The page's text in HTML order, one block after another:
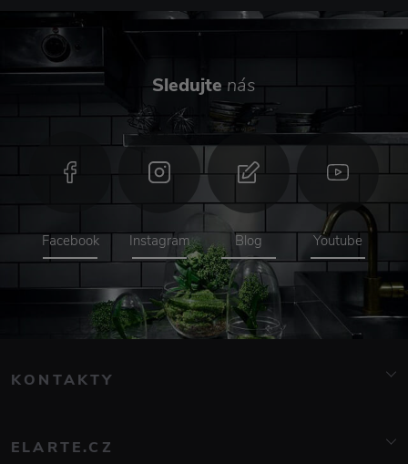
Sledujte nás
Facebook Instagram Blog Youtube
KONTAKTY
776 081 000
ELARTE.CZ